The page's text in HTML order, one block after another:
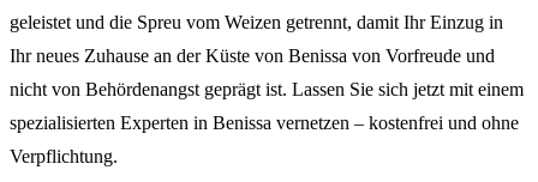
geleistet und die Spreu vom Weizen getrennt, damit Ihr Einzug in
Ihr neues Zuhause an der Küste von Benissa von Vorfreude und
nicht von Behördenangst geprägt ist. Lassen Sie sich jetzt mit einem
spezialisierten Experten in Benissa vernetzen – kostenfrei und ohne
Verpflichtung.